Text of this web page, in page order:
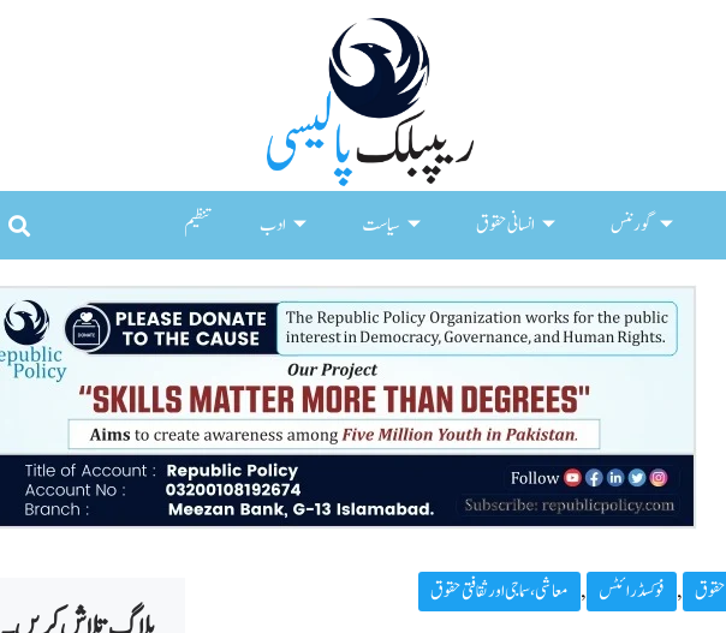
گورننس انسانی حقوق سیاست ادب تنظیم
حقوق , فوکسڈ رائٹس , معاشی، سماجی اور ثقافتی حقوق